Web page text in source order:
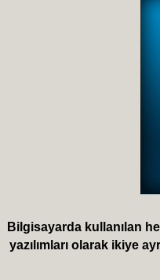
Bilgisayarda kullanılan
yazılımları olarak ikiye